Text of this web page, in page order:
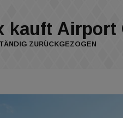
kauft Airport
ZURÜCKGEZOGEN